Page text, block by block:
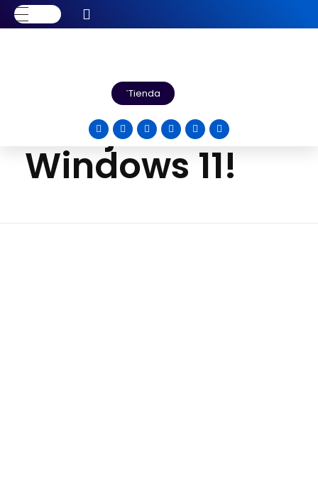
Tienda
¡Nuevos
emojis de
Windows 11!